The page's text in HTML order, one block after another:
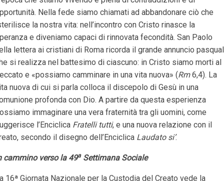
Nella fede siamo chiamati ad abbandonare ciò che
la nostra vita: nell’incontro con Cristo rinasce la
e diveniamo capaci di rinnovata fecondità. San Paolo
lettera ai cristiani di Roma ricorda il grande annuncio
si realizza nel battesimo di ciascuno: in Cristo siamo morti al
e «possiamo camminare in una vita nuova» (Rm6,4). La
nuova di cui si parla colloca il discepolo di Gesù in una
profonda con Dio. A partire da questa esperienza
immaginare una vera fraternità tra gli uomini, come
l’Enciclica Fratelli tutti, e una nuova relazione con il
secondo il disegno dell’Enciclica Laudato si’.
cammino verso la 49aSettimana Sociale
16ª Giornata Nazionale per la Custodia del Creato vede la